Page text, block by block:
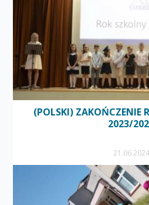
(POLSKI) ZAKOŃCZENIE
2023/
21.06.2024